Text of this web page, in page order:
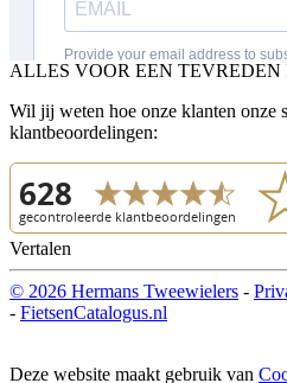
ALLES VOOR EEN
Wil jij weten hoe onze klanten onze
klantbeoordelingen:
Vertalen
© 2026 Hermans Tweewielers -
- FietsenCatalogus.nl
Deze website maakt gebruik van